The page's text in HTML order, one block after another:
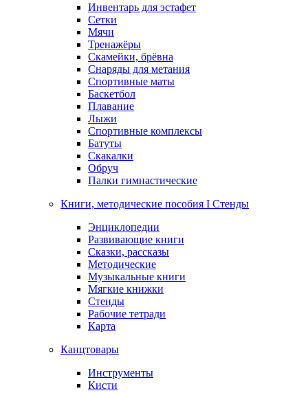
Инвентарь для эстафет
Сетки
Мячи
Тренажёры
Скамейки, брёвна
Снаряды для метания
Спортивные маты
Баскетбол
Плавание
Лыжи
Спортивные комплексы
Батуты
Скакалки
Обруч
Палки гимнастические
Книги, методические пособия I Стенды
Энциклопедии
Развивающие книги
Сказки, рассказы
Методические
Музыкальные книги
Мягкие книжки
Стенды
Рабочие тетради
Карта
Канцтовары
Инструменты
Кисти